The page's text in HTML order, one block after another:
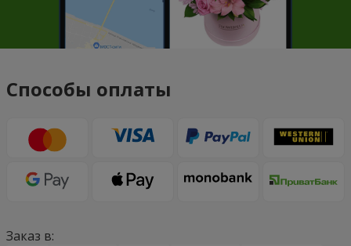
Способы оплаты
Заказ в: